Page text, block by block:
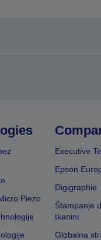
Piezo
Executive
Epson
Digigraphie
Štampanje
tkanini
Globalna